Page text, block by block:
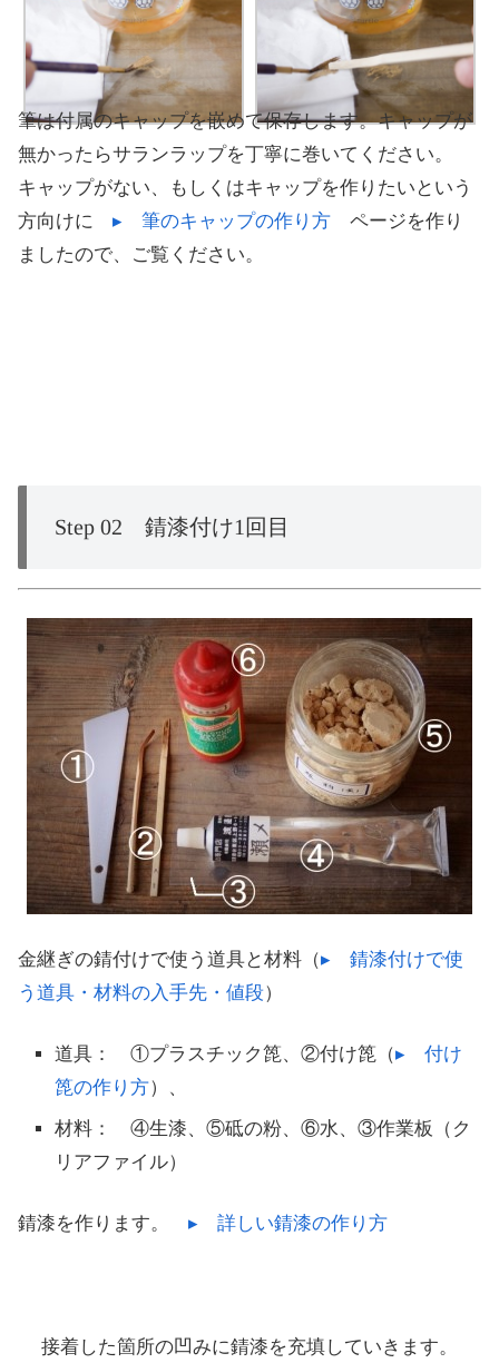
筆は付属のキャップを嵌めて保存します。キャップが
無かったらサランラップを丁寧に巻いてください。
キャップがない、もしくはキャップを作りたいという
方向けに ▸ 筆のキャップの作り方 ページを作り
ましたので、ご覧ください。
Step 02 錆漆付け1回目
金継ぎの錆付けで使う道具と材料（▸ 錆漆付けで使
う道具・材料の入手先・値段）
道具： ①プラスチック箆、②付け箆（▸ 付け
箆の作り方）、
材料： ④生漆、⑤砥の粉、⑥水、③作業板（ク
リアファイル）
錆漆を作ります。 ▸ 詳しい錆漆の作り方
接着した箇所の凹みに錆漆を充填していきます。